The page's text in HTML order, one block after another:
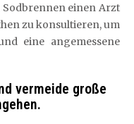
einen Arzt
zu konsultieren, um
eine angemessene
vermeide große